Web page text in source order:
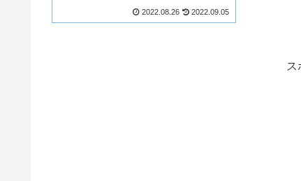
お楽しみ情報も☆2022.08.26 2022.09.05
ス